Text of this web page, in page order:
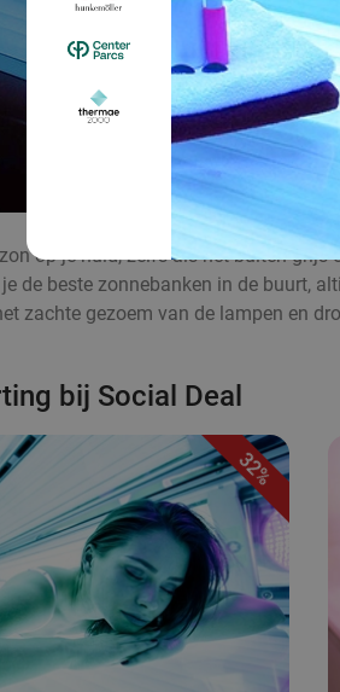
op je huid, zelfs als het buiten
de beste zonnebanken in de buurt,
zachte gezoem van de lampen en
bij Social Deal
32%